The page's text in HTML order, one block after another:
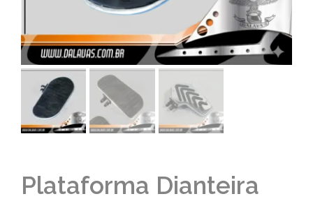
Plataforma Dianteira